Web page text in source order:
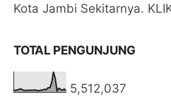
Kota Jambi Sekitarnya.
TOTAL PENGUNJUNG
5,512,037